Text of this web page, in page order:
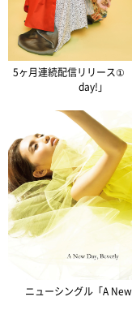
5ヶ月連続配信リリース①
day!」
ニューシングル「A New